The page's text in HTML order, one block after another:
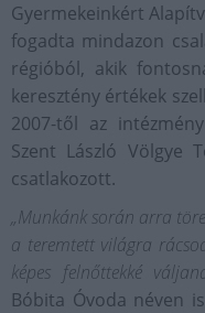
Gyermekeinkért
fogadta mindazon
régióból, akik
keresztény értékek
2007-től az
Szent László Völgye
csatlakozott.
„Munkánk során arra
a teremtett világra
képes felnőttekké
Bóbita Óvoda néven